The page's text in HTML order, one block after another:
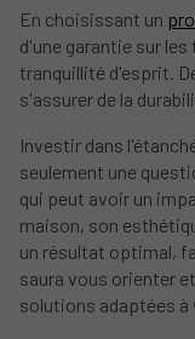
En choisissant un
d'une garantie sur
tranquillité d'esprit.
s'assurer de la
Investir dans
seulement une
qui peut avoir un
maison, son
un résultat optimal,
saura vous orienter
solutions adaptées à